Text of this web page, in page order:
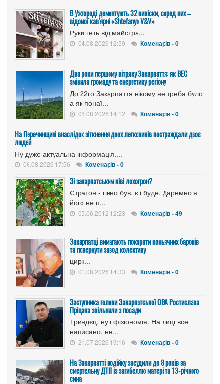
В Ужгороді демонтують 32 вивіски, серед них –
відомої кав'ярні «Shtefanyo V&V»
Руки геть від майстра...
04.08.2026 12:59 Коменарів - 0
Два роки першому вітряку Закарпаття: як ВЕС
змінила громаду та енергетику регіону
До 22го Закарпаття нікому не треба було
а як понаї...
06.08.2026 14:12 Коменарів - 0
На Перечинщині внаслідок зіткнення двох легковиків постраждали двоє
людей
Ну дуже актуальна інформація....
06.08.2026 17:56 Коменарів - 0
Зі закарпатським ківі лохотрон?
Стратон - гівно був, є і буде. Даремно я
його не п...
05.06.2012 12:23 Коменарів - 49
Закарпатці вимагають покарати коньячних баронів
та повернути завод колективу
цирк...
01.08.2026 14:33 Коменарів - 0
Заступника голови Закарпатської ОВА Ростислава
Пріцака звільнили з посади
Триндєц, ну і фізіономія. На лиці все
написано, не...
21.07.2026 19:16 Коменарів - 0
На Закарпатті водійку засудили до 8 років за
смертельну ДТП із загибеллю матері та 13-річного
сина